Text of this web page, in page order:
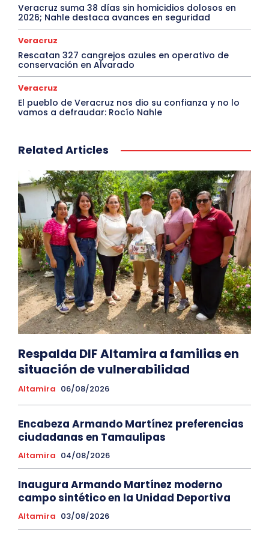
Veracruz suma 38 días sin homicidios dolosos en
2026; Nahle destaca avances en seguridad
Veracruz
Rescatan 327 cangrejos azules en operativo de
conservación en Alvarado
Veracruz
El pueblo de Veracruz nos dio su confianza y no lo
vamos a defraudar: Rocío Nahle
Related Articles
Respalda DIF Altamira a familias en
situación de vulnerabilidad
Altamira 06/08/2026
Encabeza Armando Martínez preferencias
ciudadanas en Tamaulipas
Altamira 04/08/2026
Inaugura Armando Martínez moderno
campo sintético en la Unidad Deportiva
Altamira 03/08/2026